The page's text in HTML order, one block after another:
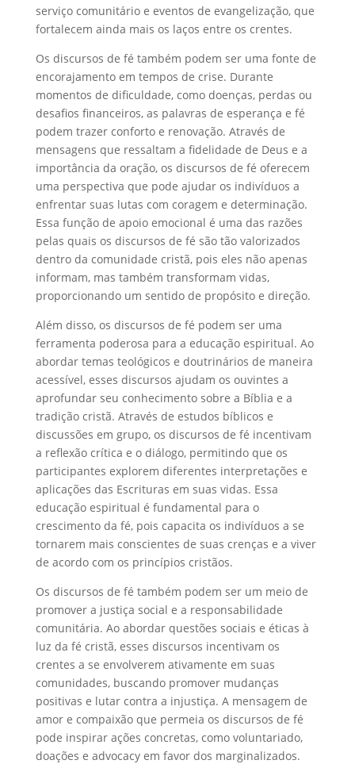
serviço comunitário e eventos de evangelização, que
fortalecem ainda mais os laços entre os crentes.
Os discursos de fé também podem ser uma fonte de
encorajamento em tempos de crise. Durante
momentos de dificuldade, como doenças, perdas ou
desafios financeiros, as palavras de esperança e fé
podem trazer conforto e renovação. Através de
mensagens que ressaltam a fidelidade de Deus e a
importância da oração, os discursos de fé oferecem
uma perspectiva que pode ajudar os indivíduos a
enfrentar suas lutas com coragem e determinação.
Essa função de apoio emocional é uma das razões
pelas quais os discursos de fé são tão valorizados
dentro da comunidade cristã, pois eles não apenas
informam, mas também transformam vidas,
proporcionando um sentido de propósito e direção.
Além disso, os discursos de fé podem ser uma
ferramenta poderosa para a educação espiritual. Ao
abordar temas teológicos e doutrinários de maneira
acessível, esses discursos ajudam os ouvintes a
aprofundar seu conhecimento sobre a Bíblia e a
tradição cristã. Através de estudos bíblicos e
discussões em grupo, os discursos de fé incentivam
a reflexão crítica e o diálogo, permitindo que os
participantes explorem diferentes interpretações e
aplicações das Escrituras em suas vidas. Essa
educação espiritual é fundamental para o
crescimento da fé, pois capacita os indivíduos a se
tornarem mais conscientes de suas crenças e a viver
de acordo com os princípios cristãos.
Os discursos de fé também podem ser um meio de
promover a justiça social e a responsabilidade
comunitária. Ao abordar questões sociais e éticas à
luz da fé cristã, esses discursos incentivam os
crentes a se envolverem ativamente em suas
comunidades, buscando promover mudanças
positivas e lutar contra a injustiça. A mensagem de
amor e compaixão que permeia os discursos de fé
pode inspirar ações concretas, como voluntariado,
doações e advocacy em favor dos marginalizados.